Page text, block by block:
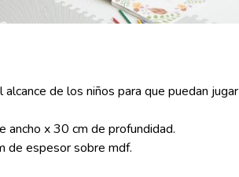
de los niños para que puedan jugar
ancho x 30 cm de profundidad.
de espesor sobre mdf.